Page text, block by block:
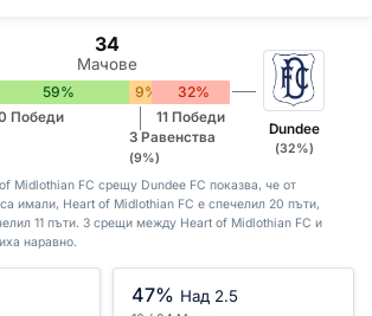
34
Мачове
59% 9% 32%
Победи
3 Равенства
(9%)
11 Победи
Dundee
(32%)
Midlothian FC срещу Dundee FC показва, че от
имали, Heart of Midlothian FC е спечелил 20 пъти,
11 пъти. 3 срещи между Heart of Midlothian FC и
наравно.
47% Над 2.5